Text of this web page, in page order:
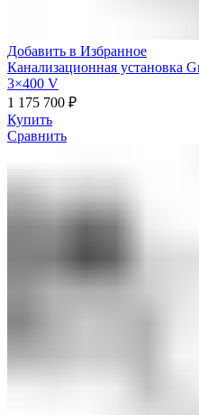
Добавить в Избранное
Канализационная установка
3×400 V
1 175 700 ₽
Купить
Сравнить